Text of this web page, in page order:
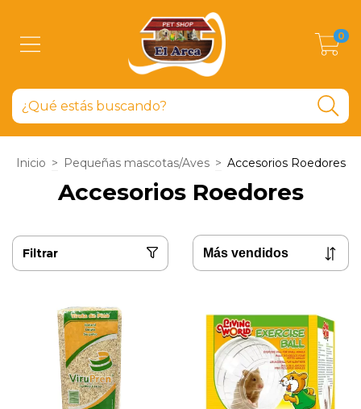
0
Inicio > Pequeñas mascotas/Aves > Accesorios Roedores
Accesorios Roedores
Filtrar